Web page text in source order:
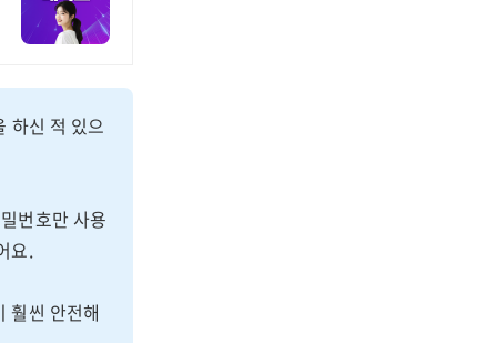
하신 적 있으
번호만 사용
요.
훨씬 안전해